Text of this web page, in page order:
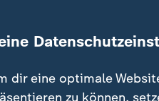
dir eine optimale
zu können,